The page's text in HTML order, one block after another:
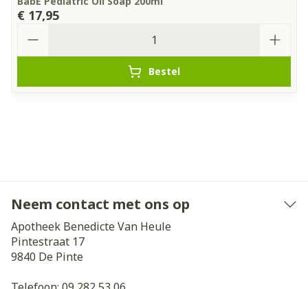
€ 17,95
Bestel
Neem contact met ons op
Apotheek Benedicte Van Heule
Pintestraat 17
9840 De Pinte